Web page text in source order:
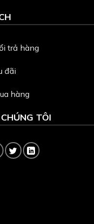
trả hàng
đãi
hàng
TÔI